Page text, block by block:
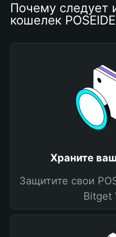
Почему следует
кошелек
Храните
Защитите свои
Bitget